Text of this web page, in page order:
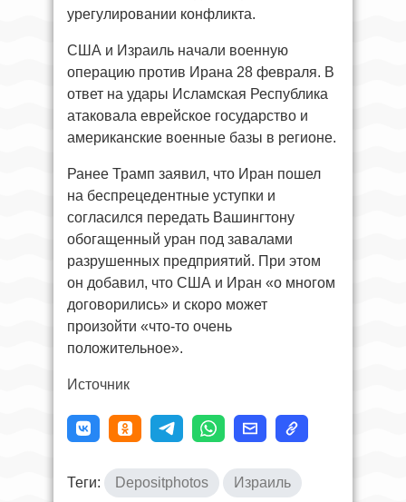
урегулировании конфликта.
США и Израиль начали военную
операцию против Ирана 28 февраля. В
ответ на удары Исламская Республика
атаковала еврейское государство и
американские военные базы в регионе.
Ранее Трамп заявил, что Иран пошел
на беспрецедентные уступки и
согласился передать Вашингтону
обогащенный уран под завалами
разрушенных предприятий. При этом
он добавил, что США и Иран «о многом
договорились» и скоро может
произойти «что-то очень
положительное».
Источник
Теги: Depositphotos Израиль